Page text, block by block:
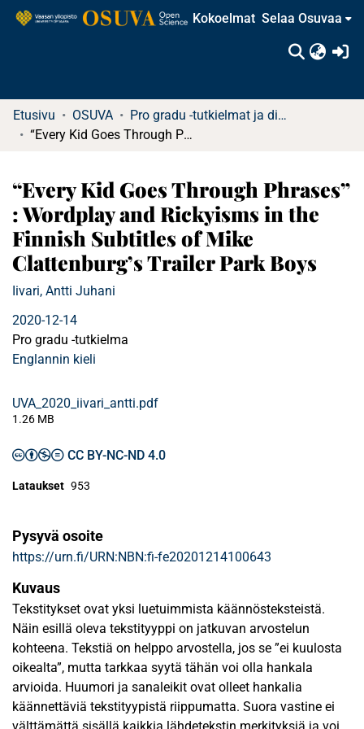
Kokoelmat Selaa Osuvaa
Etusivu OSUVA
Pro gradu -tutkielmat ja diplomityöt
“Every Kid Goes Through Phrases” : Wordplay and Rickyisms in the Finnish Subtitles of Mike Clattenburg’s Trailer Park Boys
“Every Kid Goes Through Phrases”
: Wordplay and Rickyisms in the
Finnish Subtitles of Mike
Clattenburg’s Trailer Park Boys
Iivari, Antti Juhani
2020-12-14
Pro gradu -tutkielma
Englannin kieli
UVA_2020_iivari_antti.pdf
1.26 MB
CC BY-NC-ND 4.0
Lataukset 953
Pysyvä osoite
https://urn.fi/URN:NBN:fi-fe20201214100643
Kuvaus
Tekstitykset ovat yksi luetuimmista käännösteksteistä.
Näin esillä oleva tekstityyppi on jatkuvan arvostelun
kohteena. Tekstiä on helppo arvostella, jos se ”ei kuulosta
oikealta”, mutta tarkkaa syytä tähän voi olla hankala
arvioida. Huumori ja sanaleikit ovat olleet hankalia
käännettäviä tekstityypistä riippumatta. Suora vastine ei